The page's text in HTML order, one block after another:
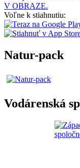
V OBRAZE.
Voľne k stiahnutiu:
Natur-pack
Vodárenská